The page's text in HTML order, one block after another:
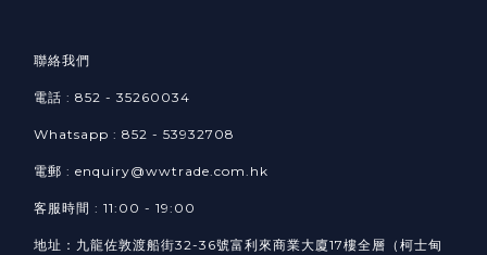
聯絡我們
電話 : 852 - 35260034
Whatsapp : 852 - 53932708​
電郵 : enquiry@wwtrade.com.hk
客服時間 : 11:00 - 19:00
地址：九龍佐敦渡船街32-36號富利來商業大廈17樓全層（柯士甸